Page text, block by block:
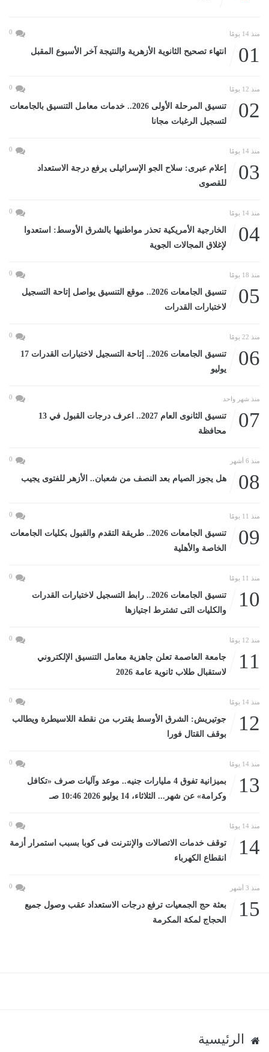
منذ 14 يومًا 0
01 انتهاء تصحيح الثانوية الأزهرية والنتيجة آخر الأسبوع المقبل
منذ 12 يومًا 0
02
تنسيق المرحلة الأولى 2026.. خدمات معامل التنسيق بالجامعات
لتسجيل الرغبات مجانا
منذ 14 يومًا 0
03
إعلام عبرى: سلاح الجو الإسرائيلى يرفع درجة الاستعداد
للقصوى
منذ 14 يومًا 0
04
الخارجية الأمريكية تحذر مواطنيها بالشرق الأوسط: استعدوا
لإغلاق المجالات الجوية
منذ 18 يومًا 0
05
تنسيق الجامعات 2026.. موقع التنسيق يواصل إتاحة التسجيل
لاختبارات القدرات
منذ 22 يومًا 0
06
تنسيق الجامعات 2026.. إتاحة التسجيل لاختبارات القدرات 17
يوليو
منذ شهر واحد 0
07
تنسيق الثانوى العام 2027.. اعرف درجات القبول في 13
محافظة
منذ 6 أشهر 0
08 هل يجوز الصيام بعد النصف من شعبان.. الأزهر للفتوى يجيب
منذ 11 يومًا 0
09
تنسيق الجامعات 2026.. طريقة التقدم والقبول بكليات الجامعات
الخاصة والأهلية
منذ 11 يومًا 0
10
تنسيق الجامعات 2026.. رابط التسجيل لاختبارات القدرات
والكليات التى تشترط اجتيازها
منذ 12 يومًا 0
11
جامعة العاصمة تعلن جاهزية معامل التنسيق الإلكتروني
لاستقبال طلاب ثانوية عامة 2026
منذ 14 يومًا 0
12
جوتيريش: الشرق الأوسط يقترب من نقطة اللاسيطرة ويطالب
بوقف القتال فورا
منذ 14 يومًا 0
13
بميزانية تفوق 4 مليارات جنيه.. موعد وآليات صرف «تكافل
وكرامة» عن شهر... الثلاثاء، 14 يوليو 2026 10:46 صـ
منذ 14 يومًا 0
14
توقف خدمات الاتصالات والإنترنت فى كوبا بسبب استمرار أزمة
انقطاع الكهرباء
منذ 3 أشهر 0
15
بعثة حج الجمعيات ترفع درجات الاستعداد عقب وصول جميع
الحجاج لمكة المكرمة
الرئيسية